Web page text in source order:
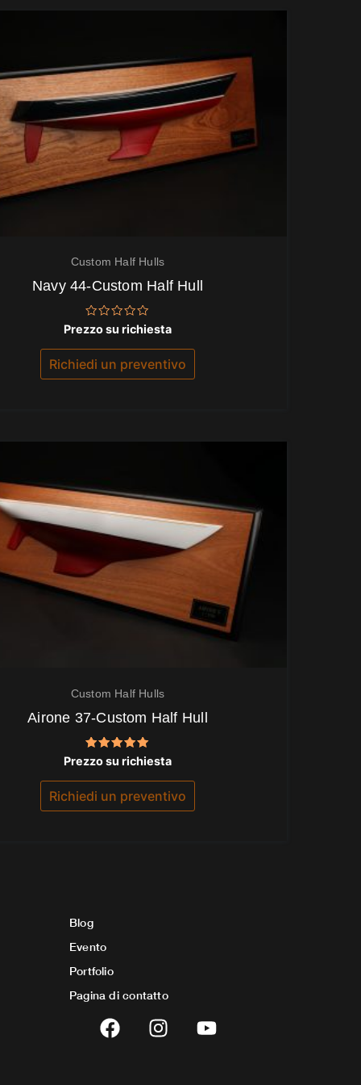
Custom Half Hulls
Navy 44-Custom Half Hull
Valutato
su
5
Prezzo su richiesta
Richiedi un preventivo
Custom Half Hulls
Airone 37-Custom Half Hull
Valutato
5.00
su 5
Prezzo su richiesta
Richiedi un preventivo
Blog
Evento
Portfolio
Pagina di contatto
F
a
I
n
Y
o